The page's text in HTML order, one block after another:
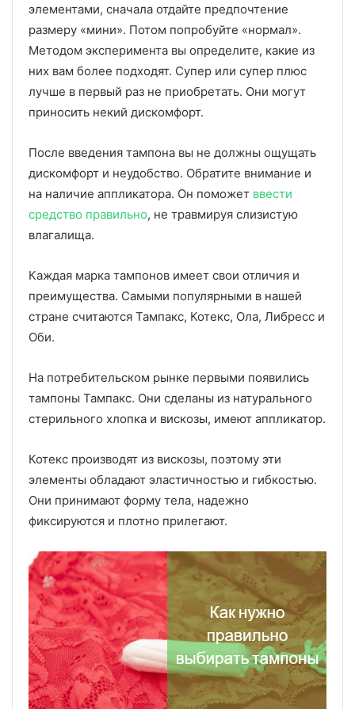
элементами, сначала отдайте предпочтение
размеру «мини». Потом попробуйте «нормал».
Методом эксперимента вы определите, какие из
них вам более подходят. Супер или супер плюс
лучше в первый раз не приобретать. Они могут
приносить некий дискомфорт.
После введения тампона вы не должны ощущать
дискомфорт и неудобство. Обратите внимание и
на наличие аппликатора. Он поможет ввести
средство правильно, не травмируя слизистую
влагалища.
Каждая марка тампонов имеет свои отличия и
преимущества. Самыми популярными в нашей
стране считаются Тампакс, Котекс, Ола, Либресс и
Оби.
На потребительском рынке первыми появились
тампоны Тампакс. Они сделаны из натурального
стерильного хлопка и вискозы, имеют аппликатор.
Котекс производят из вискозы, поэтому эти
элементы обладают эластичностью и гибкостью.
Они принимают форму тела, надежно
фиксируются и плотно прилегают.